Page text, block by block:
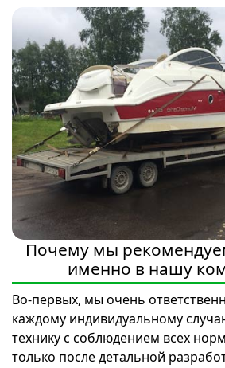
Почему мы
именно в нашу
Во-первых, мы очень
каждому индивидуальному
технику с соблюдением всех
только после детальной